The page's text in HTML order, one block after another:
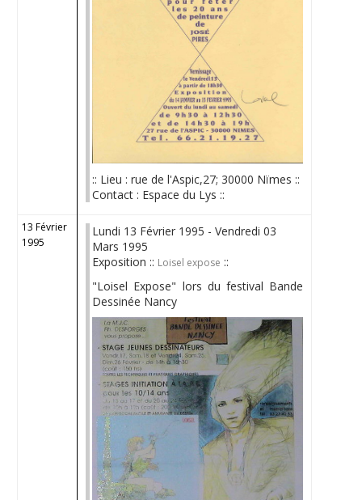
:: Lieu : rue de l'Aspic,27; 30000 Nïmes ::
Contact : Espace du Lys ::
13 Février
1995
Lundi 13 Février 1995 - Vendredi 03
Mars 1995
Exposition :: Loisel expose ::
"Loisel Expose" lors du festival Bande
Dessinée Nancy